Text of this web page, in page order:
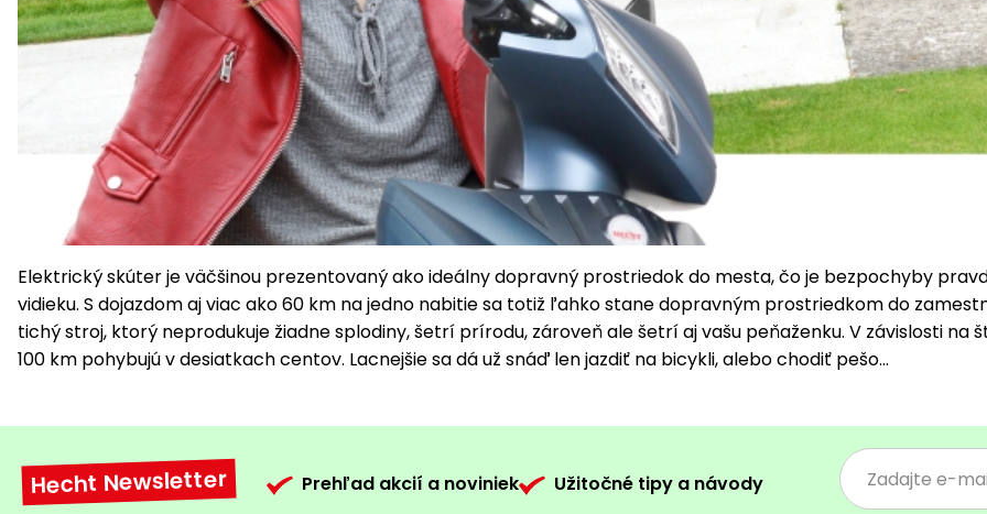
Elektrický skúter je väčšinou prezentovaný ako ideálny dopravný prostriedok do mesta, čo je bezpochyby
vidieku. S dojazdom aj viac ako 60 km na jedno nabitie sa totiž ľahko stane dopravným prostriedkom do
tichý stroj, ktorý neprodukuje žiadne splodiny, šetrí prírodu, zároveň ale šetrí aj vašu peňaženku. V závislosti na
100 km pohybujú v desiatkach centov. Lacnejšie sa dá už snáď len jazdiť na bicykli, alebo chodiť pešo...
Hecht Newsletter Prehľad akcií a noviniek Užitočné tipy a návody